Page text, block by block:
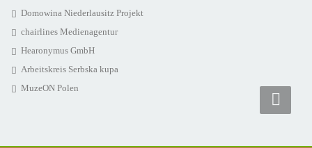
Domowina Niederlausitz Projekt
chairlines Medienagentur
Hearonymus GmbH
Arbeitskreis Serbska kupa
MuzeON Polen